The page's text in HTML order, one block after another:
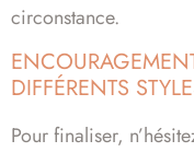
circonstance.
DIFFÉRENTS
Pour finaliser,